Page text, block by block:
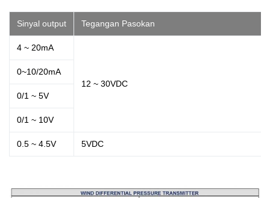
Sinyal output Tegangan Pasokan
4 ~ 20mA
12 ~ 30VDC
0~10/20mA
0/1 ~ 5V
0/1 ~ 10V
0.5 ~ 4.5V 5VDC